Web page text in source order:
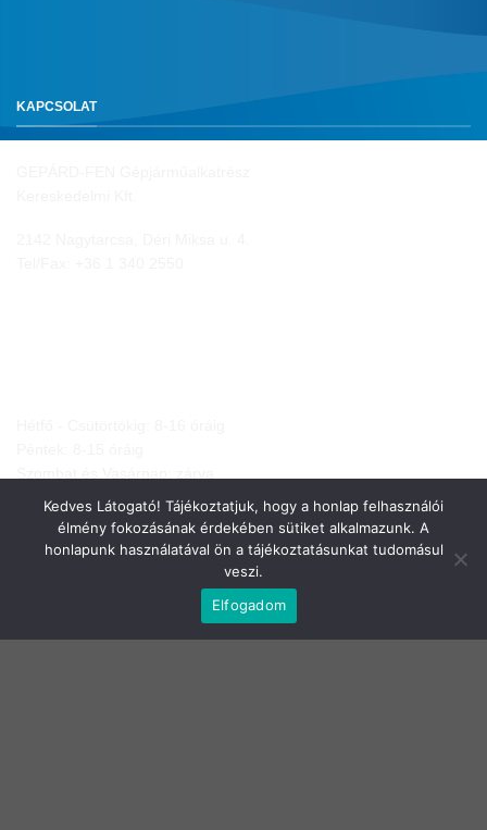
KAPCSOLAT
Kedves Látogató! Tájékoztatjuk, hogy a honlap felhasználói
élmény fokozásának érdekében sütiket alkalmazunk. A
honlapunk használatával ön a tájékoztatásunkat tudomásul
veszi.
Elfogadom